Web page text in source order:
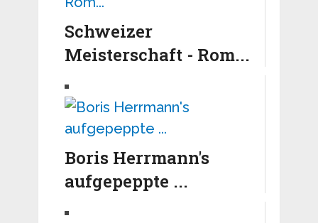
Schweizer
Meisterschaft - Rom...
Boris Herrmann's
aufgepeppte ...